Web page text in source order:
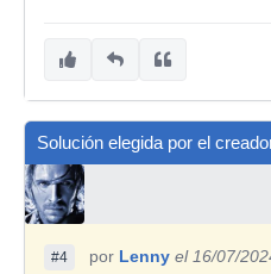
Solución elegida por el
#4 por Lenny el 16/07/